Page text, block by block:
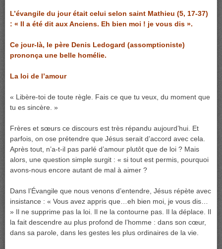
L’évangile du jour était celui selon saint Mathieu (5, 17-37)
: « Il a été dit aux Anciens. Eh bien moi ! je vous dis ».
Ce jour-là, le père Denis Ledogard (assomptioniste)
prononça une belle homélie.
La loi de l’amour
« Libère-toi de toute règle. Fais ce que tu veux, du moment que
tu es sincère. »
Frères et sœurs ce discours est très répandu aujourd’hui. Et
parfois, on ose prétendre que Jésus serait d’accord avec cela.
Après tout, n’a-t-il pas parlé d’amour plutôt que de loi ? Mais
alors, une question simple surgit : « si tout est permis, pourquoi
avons-nous encore autant de mal à aimer ?
Dans l’Évangile que nous venons d’entendre, Jésus répète avec
insistance : « Vous avez appris que…eh bien moi, je vous dis…
» Il ne supprime pas la loi. Il ne la contourne pas. Il la déplace. Il
la fait descendre au plus profond de l’homme : dans son cœur,
dans sa parole, dans les gestes les plus ordinaires de la vie.